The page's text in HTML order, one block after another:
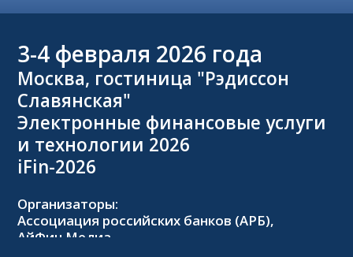
3-4 февраля 2026 года
Москва, гостиница "Рэдиссон
Славянская"
Электронные финансовые услуги
и технологии 2026
iFin-2026
Организаторы:
Ассоциация российских банков (АРБ),
АйФин Медиа